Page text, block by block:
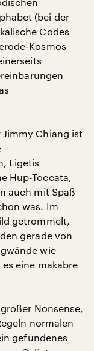
(bei der
Codes
Kosmos
Chiang ist
Ligetis
Hup-Toccata,
auch mit Spaß
was. Im
getrommelt,
gerade von
wie
eine makabre
Nonsense,
normalen
gefundenes